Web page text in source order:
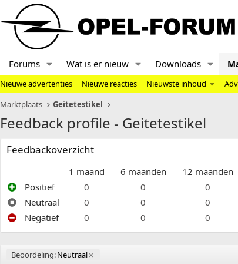
Forums Wat is er nieuw Downloads
Nieuwe advertenties Nieuwe reacties Nieuwste inhoud
Marktplaats
Geitetestikel
Feedback profile - Geitetestikel
Feedbackoverzicht
1 maand 6 maanden
12 maanden
Positief
0 0
0
Neutraal
0 0
0
Negatief
0 0 0
Beoordeling:Neutraal